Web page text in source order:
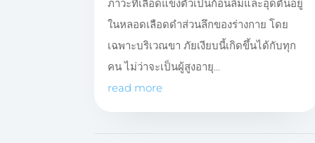
ภาวะที่เลือดแข็งตัวเป็นก้อนลิ่มและอุดตันอยู่
ในหลอดเลือดดำส่วนลึกของร่างกาย โดย
เฉพาะบริเวณขา ภัยเงียบนี้เกิดขึ้นได้กับทุก
คน ไม่ว่าจะเป็นผู้สูงอายุ...
read more